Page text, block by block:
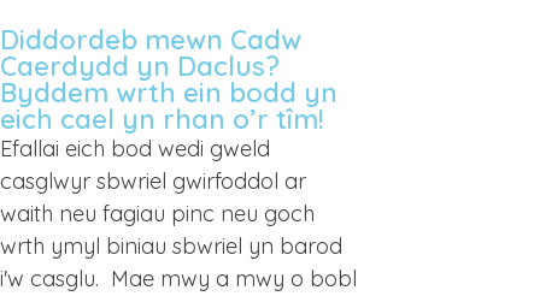
Diddordeb mewn Cadw
Caerdydd yn Daclus?
Byddem wrth ein bodd yn
eich cael yn rhan o’r tîm!
Efallai eich bod wedi gweld
casglwyr sbwriel gwirfoddol ar
waith neu fagiau pinc neu goch
wrth ymyl biniau sbwriel yn barod
i'w casglu. Mae mwy a mwy o bobl